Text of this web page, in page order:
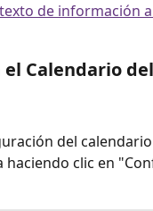
de información
Calendario
del
haciendo clic en